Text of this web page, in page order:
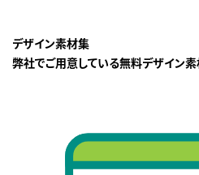
デザイン素材集
弊社でご用意している無料デザイン